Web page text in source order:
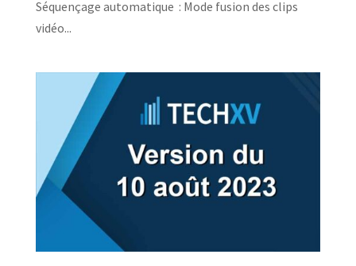
Séquençage automatique : Mode fusion des clips
vidéo...